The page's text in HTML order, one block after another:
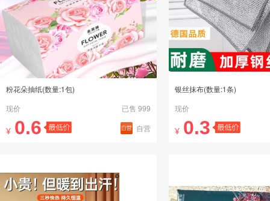
粉花朵抽纸(数量:1包)
现价
已售 999
¥ 0.6 自营
银丝抹布(数量:1条)
现价
¥ 0.3